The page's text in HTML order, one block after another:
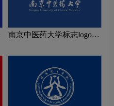
南京中医药大学标志logo图